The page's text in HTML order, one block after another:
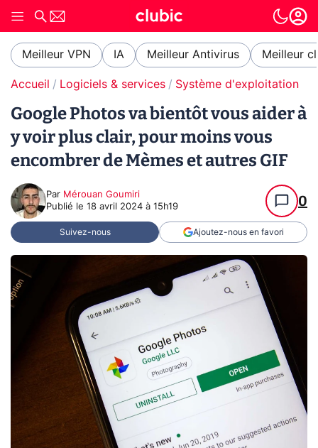
Meilleur VPN IA Meilleur Antivirus Meilleur
Accueil Logiciels & services Système d'exploitation
Google Photos va bientôt vous aider à
y voir plus clair, pour moins vous
encombrer de Mèmes et autres GIF
Par Mérouan Goumiri
Publié le 18 avril 2024 à 15h19 0
Suivez-nous Ajoutez-nous en favori